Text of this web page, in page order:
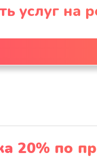
услуг на
20% по